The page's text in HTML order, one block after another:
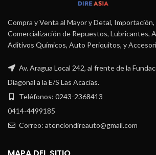
Compra y Venta al Mayor y Detal,
Comercialización de Repuestos, Lubricantes,
Aditivos Químicos, Auto Periquitos, y
Av. Aragua Local 242, al frente de la
Diagonal a la E/S Las Acacias.
Teléfonos: 0243-2368413
0414-4499185
Correo: atenciondireauto@gmail.com